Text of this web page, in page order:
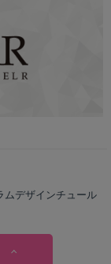
ムデザインチュール